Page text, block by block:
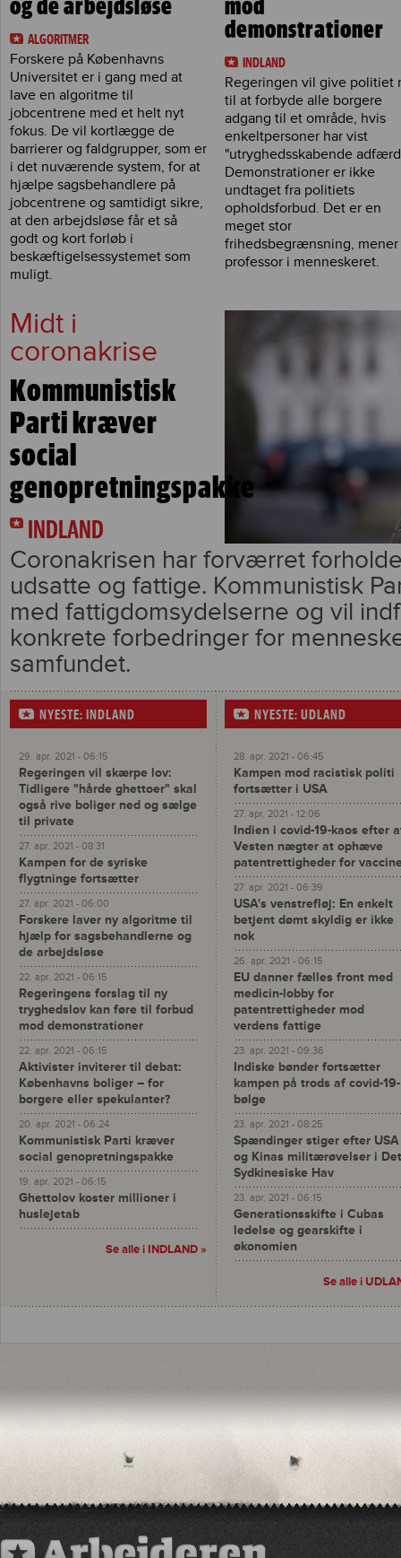
og de arbejdsløse
ALGORITMER
Forskere på Københavns
Universitet er i gang med at
lave en algoritme til
jobcentrene med et helt nyt
fokus. De vil kortlægge de
barrierer og faldgrupper, som er
i det nuværende system, for at
hjælpe sagsbehandlere på
jobcentrene og samtidigt sikre,
at den arbejdsløse får et så
godt og kort forløb i
beskæftigelsessystemet som
muligt.
mod
demonstrationer
INDLAND
Regeringen vil give politiet
til at forbyde alle borgere
adgang til et område, hvis
enkeltpersoner har vist
"utryghedsskabende
Demonstrationer er ikke
undtaget fra politiets
opholdsforbud. Det er en
meget stor
frihedsbegrænsning, mener
professor i menneskeret.
Midt i
coronakrise
Kommunistisk
Parti kræver
social
genopretningspakke
INDLAND
Coronakrisen har forværret
udsatte og fattige. Kommunistisk
med fattigdomsydelserne og vil
konkrete forbedringer for
samfundet.
NYESTE: INDLAND
29. apr. 2021 - 06:15
Regeringen vil skærpe lov:
Tidligere "hårde ghettoer" skal
også rive boliger ned og sælge
til private
27. apr. 2021 - 08:31
Kampen for de syriske
flygtninge fortsætter
27. apr. 2021 - 06:00
Forskere laver ny algoritme til
hjælp for sagsbehandlerne og
de arbejdsløse
22. apr. 2021 - 06:15
Regeringens forslag til ny
tryghedslov kan føre til forbud
mod demonstrationer
22. apr. 2021 - 06:15
Aktivister inviterer til debat:
Københavns boliger – for
borgere eller spekulanter?
20. apr. 2021 - 06:24
Kommunistisk Parti kræver
social genopretningspakke
19. apr. 2021 - 06:15
Ghettolov koster millioner i
huslejetab
Se alle i INDLAND »
NYESTE: UDLAND
28. apr. 2021 - 06:45
Kampen mod racistisk politi
fortsætter i USA
27. apr. 2021 - 12:06
Indien i covid-19-kaos efter
Vesten nægter at ophæve
patentrettigheder for
27. apr. 2021 - 06:39
USA's venstrefløj: En enkelt
betjent dømt skyldig er ikke
nok
26. apr. 2021 - 06:15
EU danner fælles front med
medicin-lobby for
patentrettigheder mod
verdens fattige
23. apr. 2021 - 09:36
Indiske bønder fortsætter
kampen på trods af covid-19-
bølge
23. apr. 2021 - 08:25
Spændinger stiger efter USA
og Kinas militærøvelser i Det
Sydkinesiske Hav
23. apr. 2021 - 06:15
Generationsskifte i Cubas
ledelse og gearskifte i
økonomien
Se alle i